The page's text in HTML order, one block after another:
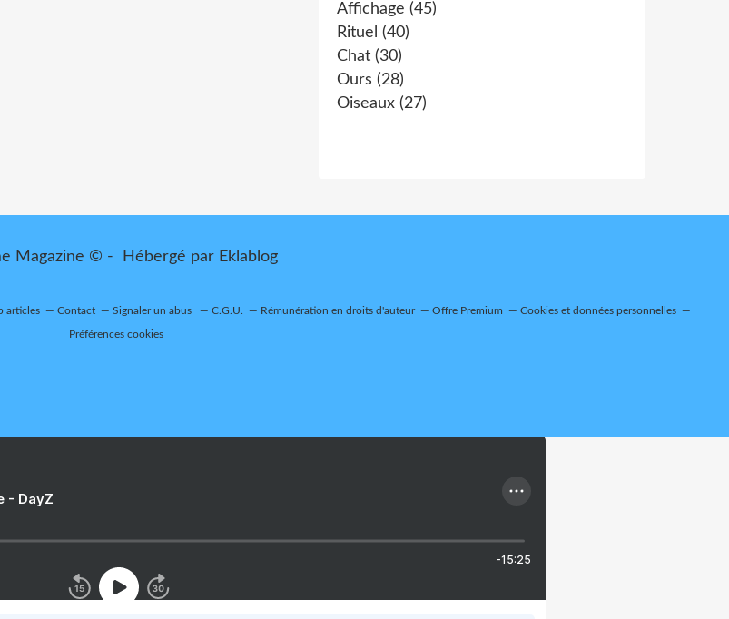
Affichage (45)
Rituel (40)
Chat (30)
Ours (28)
Oiseaux (27)
Magazine © - Hébergé par Eklablog
articles Contact Signaler un abus C.G.U. Rémunération en droits d'auteur Offre Premium Cookies et données personnelles
Préférences cookies
- DayZ
-15:25